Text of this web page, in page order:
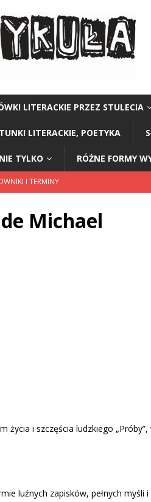
LITERACKIE PRZEZ STULECIA
LITERACKIE, POETYKA
TYLKO RÓŻNE FORMY
I TERMINY
I NIE TYLKO
Michael
życia i szczęścia ludzkiego
luźnych zapisków, pełnych myśli